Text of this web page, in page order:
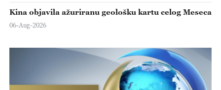
Kina objavila ažuriranu geološku kartu celog Meseca
06-Aug-2026